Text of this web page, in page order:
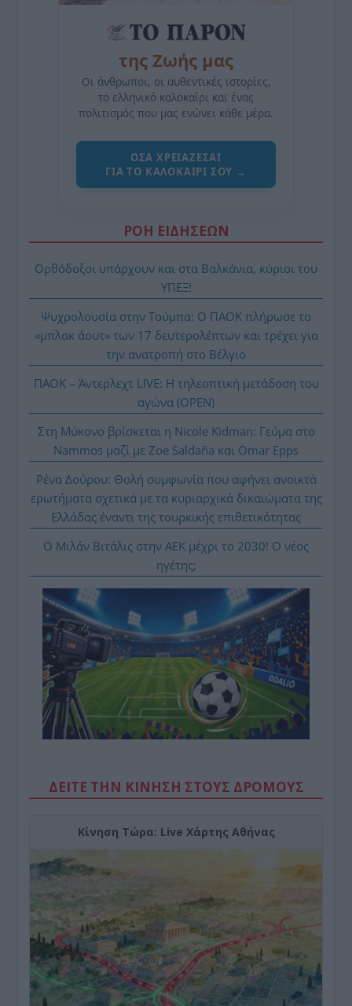
της Ζωής μας
Οι άνθρωποι, οι αυθεντικές ιστορίες,
το ελληνικό καλοκαίρι και ένας
πολιτισμός που μας ενώνει κάθε μέρα.
ΌΣΑ ΧΡΕΙΆΖΕΣΑΙ
ΓΙΑ ΤΟ ΚΑΛΟΚΑΊΡΙ ΣΟΥ →
ΡΟΗ ΕΙΔΗΣΕΩΝ
Ορθόδοξοι υπάρχουν και στα Βαλκάνια, κύριοι του
ΥΠΕΞ!
Ψυχρολουσία στην Τούμπα: Ο ΠΑΟΚ πλήρωσε το
«μπλακ άουτ» των 17 δευτερολέπτων και τρέχει για
την ανατροπή στο Βέλγιο
ΠΑΟΚ – Άντερλεχτ LIVE: Η τηλεοπτική μετάδοση του
αγώνα (OPEN)
Στη Μύκονο βρίσκεται η Nicole Kidman: Γεύμα στο
Nammos μαζί με Zoe Saldaña και Omar Epps
Ρένα Δούρου: Θολή συμφωνία που αφήνει ανοικτά
ερωτήματα σχετικά με τα κυριαρχικά δικαιώματα της
Ελλάδας έναντι της τουρκικής επιθετικότητας
Ο Μιλάν Βιτάλις στην ΑΕΚ μέχρι το 2030! Ο νέος
ηγέτης;
ΔΕΙΤΕ ΤΗΝ ΚΙΝΗΣΗ ΣΤΟΥΣ ΔΡΌΜΟΥΣ
Κίνηση Τώρα: Live Χάρτης Αθήνας